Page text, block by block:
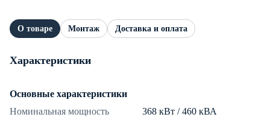
О товаре Монтаж Доставка и оплата
Характеристики
Основные характеристики
Номинальная мощность
368 кВт / 460 кВА